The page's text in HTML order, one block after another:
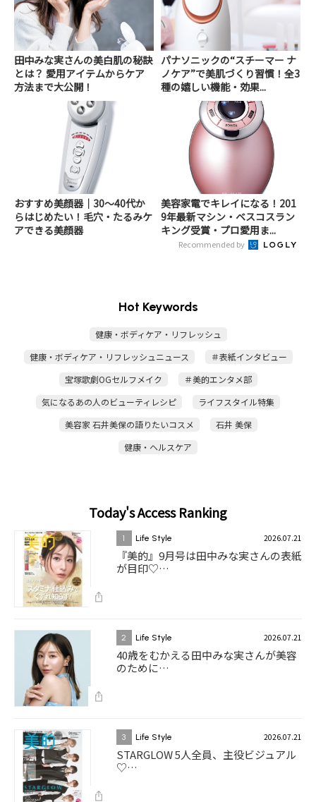
田中みな実さんの美白肌の秘訣
とは？ 愛用アイテムからケア
方法まで大公開！
パナソニックの“スチーマー ナ
ノケア”で美肌づくり習慣！全3
種の嬉しい機能・効果...
おすすめ美顔器｜30～40代か
らはじめたい！毛穴・たるみケ
アできる美顔器
美容家電でキレイになる！201
9年最新マシン・ベスコスラン
キング受賞・プロ愛用ま...
Recommended by
Hot Keywords
健康・ボディケア・リフレッシュ
健康・ボディケア・リフレッシュニュース
＃表紙インタビュー
宝塚歌劇OGセルフメイク
＃美的エンタメ部
気になるあの人のビューティレシピ
ライフスタイル特集
美容家 石井美保の語りたいコスメ
石井 美保
健康・ヘルスケア
Today's Access Ranking
1 Life Style 2026.07.21
『美的』9月号は田中みな実さんの表紙
が目印♡…
2 Life Style 2026.07.21
40歳をむかえる田中みな実さんが美容
のために…
3 Life Style 2026.07.21
STARGLOW 5人全員、主役ビジュアル
♡…